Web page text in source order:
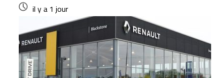
il y a 1 jour